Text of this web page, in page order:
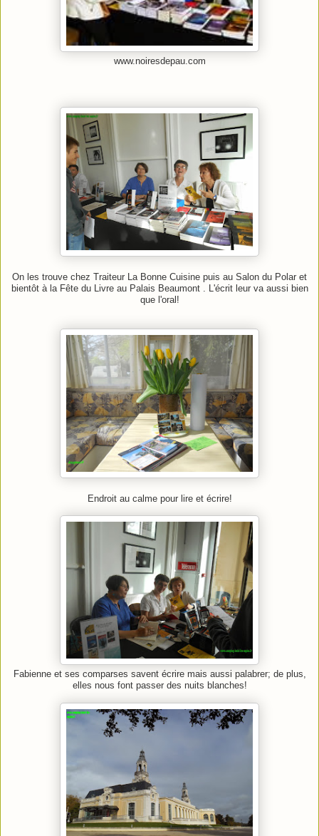
www.noiresdepau.com
On les trouve chez Traiteur La Bonne Cuisine puis au Salon du Polar et
bientôt à la Fête du Livre au Palais Beaumont . L'écrit leur va aussi bien
que l'oral!
Endroit au calme pour lire et écrire!
Fabienne et ses comparses savent écrire mais aussi palabrer; de plus,
elles nous font passer des nuits blanches!